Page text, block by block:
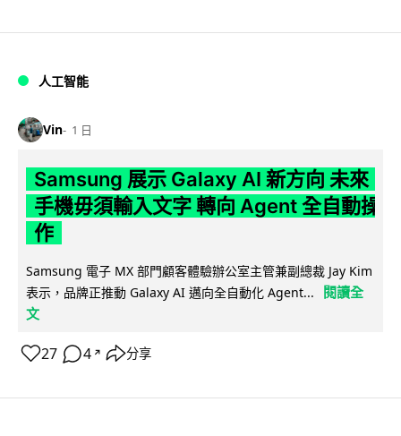
人工智能
Vin 1 日
Samsung 展示 Galaxy AI 新方向 未來
手機毋須輸入文字 轉向 Agent 全自動操
作
Samsung 電子 MX 部門顧客體驗辦公室主管兼副總裁 Jay Kim
表示，品牌正推動 Galaxy AI 邁向全自動化 Agent...
閱讀全
文
27 4 ↗ 分享